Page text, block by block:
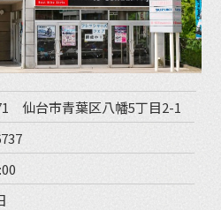
仙台市青葉区八幡5丁目2-1